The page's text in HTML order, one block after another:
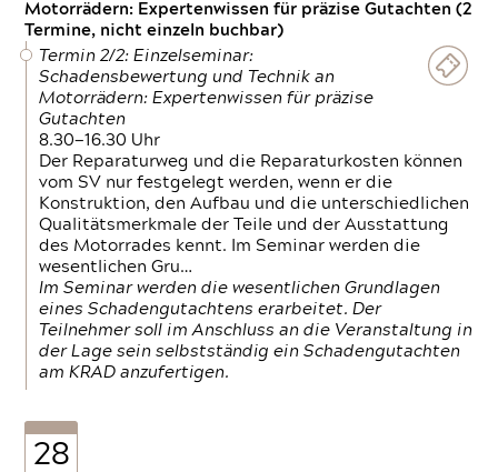
Motorrädern: Expertenwissen für präzise Gutachten (2
Termine, nicht einzeln buchbar)
Termin 2/2: Einzelseminar:
Schadensbewertung und Technik an
Motorrädern: Expertenwissen für präzise
Gutachten
8.30—16.30 Uhr
Der Reparaturweg und die Reparaturkosten können
vom SV nur festgelegt werden, wenn er die
Konstruktion, den Aufbau und die unterschiedlichen
Qualitätsmerkmale der Teile und der Ausstattung
des Motorrades kennt. Im Seminar werden die
wesentlichen Gru…
Im Seminar werden die wesentlichen Grundlagen
eines Schadengutachtens erarbeitet. Der
Teilnehmer soll im Anschluss an die Veranstaltung in
der Lage sein selbstständig ein Schadengutachten
am KRAD anzufertigen.
28